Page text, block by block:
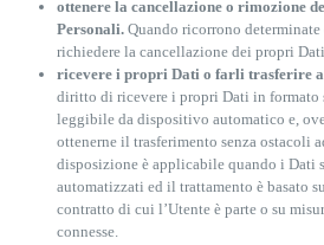
ottenere la cancellazione o rimozione
Personali. Quando ricorrono
richiedere la cancellazione dei propri
ricevere i propri Dati o farli trasferire
diritto di ricevere i propri Dati in formato
leggibile da dispositivo automatico e,
ottenerne il trasferimento senza ostacoli
disposizione è applicabile quando i Dati
automatizzati ed il trattamento è basato
contratto di cui l’Utente è parte o su
connesse.